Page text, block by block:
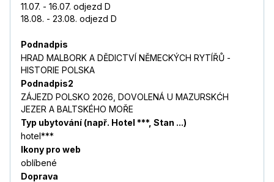
11.07. - 16.07. odjezd D
18.08. - 23.08. odjezd D
Podnadpis
HRAD MALBORK A DĚDICTVÍ NĚMECKÝCH RYTÍŘŮ -
HISTORIE POLSKA
Podnadpis2
ZÁJEZD POLSKO 2026, DOVOLENÁ U MAZURSKĆH
JEZER A BALTSKÉHO MOŘE
Typ ubytování (např. Hotel ***, Stan ...)
hotel***
Ikony pro web
oblíbené
Doprava